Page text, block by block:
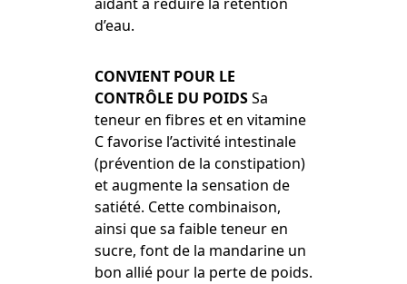
d’eau.
CONVIENT POUR LE
CONTRÔLE DU POIDSSa
teneur en fibres et en vitamine
C favorise l’activité intestinale
(prévention de la constipation)
et augmente la sensation de
satiété. Cette combinaison,
ainsi que sa faible teneur en
sucre, font de la mandarine un
bon allié pour la perte de poids.